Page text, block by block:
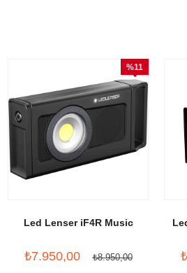
Led Lenser iF4R Music
₺7.950,00 ₺8.950,00
%11
İndirim